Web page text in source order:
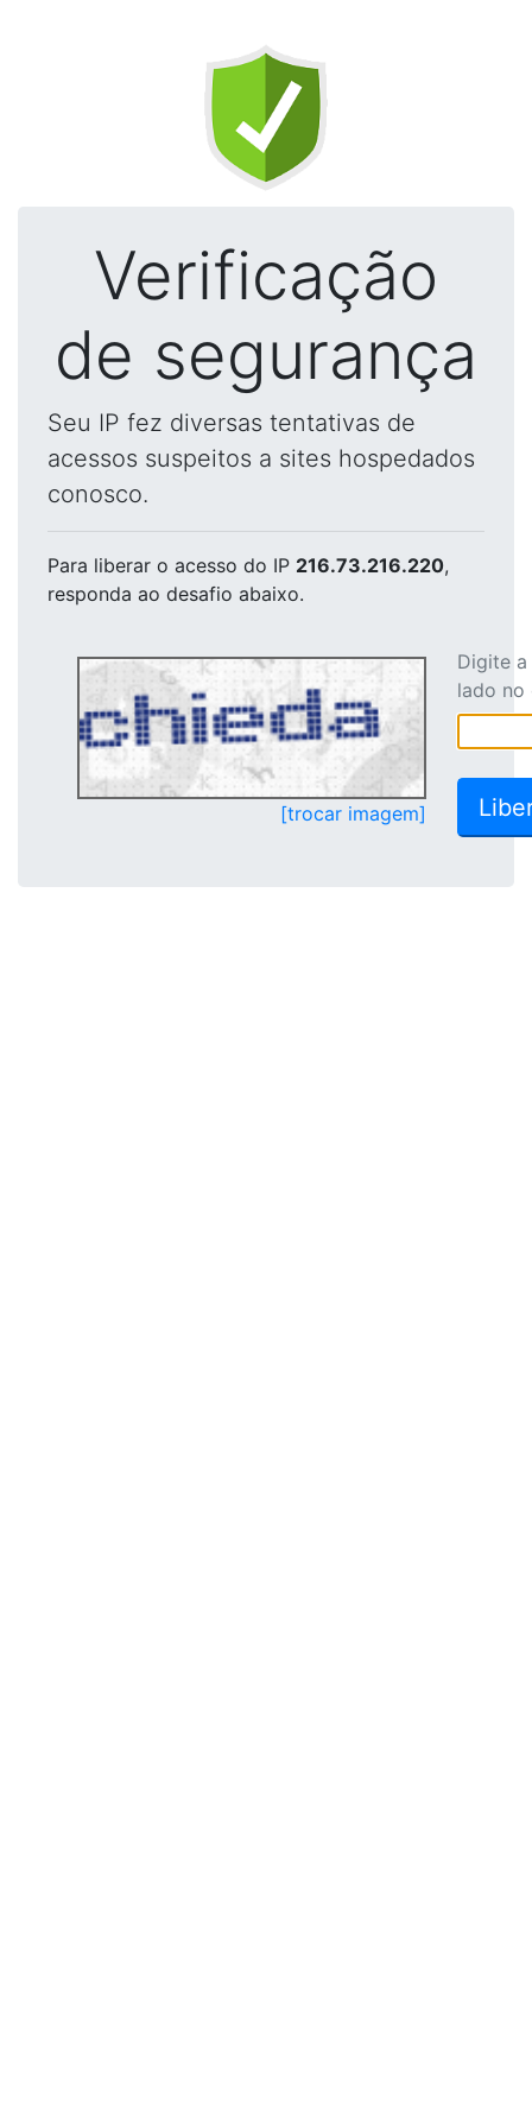
Verificação
de segurança
Seu IP fez diversas tentativas de
acessos suspeitos a sites hospedados
conosco.
Para liberar o acesso do IP 216.73.216.220,
responda ao desafio abaixo.
[trocar imagem]
Digite
lado no